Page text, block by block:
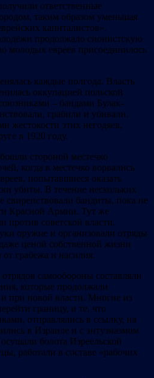
ответственные
таким образом уменьшая
капиталистов».
продолжало сионистскую
молодых евреев присоединилось
каждые полгода. Власть
оккупацией польской
– бандами Булак-
грабили и убивали.
жестокости этих негодяев,
в 1920 году.
стороной местечко
когда в местечко ворвались
попытавшиеся оказать
убиты. В течение нескольких
свирепствовали бандиты, пока не
Красной Армии. Тут же
против советской власти.
оружие и организовали отряды
ценой собственной жизни
грабежа и насилия.
самообороны составляли
которые продолжали
и при новой власти. Многие из
границу, и те, что
отправлялись в ссылку, на
в Израиле и с энтузиазмом
болота Изреельской
работали в составе «рабочих